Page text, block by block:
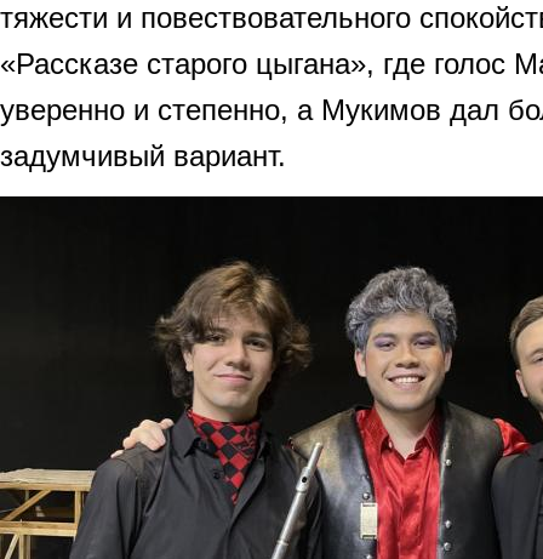
тяжести и повествовательного
«Рассказе старого цыгана», где голос
уверенно и степенно, а Мукимов дал
задумчивый вариант.